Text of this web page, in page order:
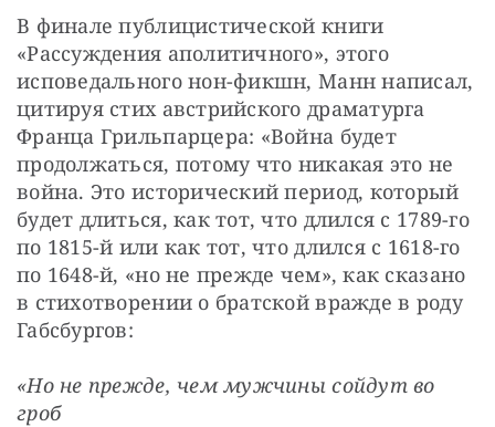
В финале публицистической книги
«Рассуждения аполитичного», этого
исповедального нон-фикшн, Манн написал,
цитируя стих австрийского драматурга
Франца Грильпарцера: «Война будет
продолжаться, потому что никакая это не
война. Это исторический период, который
будет длиться, как тот, что длился с 1789-го
по 1815-й или как тот, что длился с 1618-го
по 1648-й, «но не прежде чем», как сказано
в стихотворении о братской вражде в роду
Габсбургов:
«Но не прежде, чем мужчины сойдут во
гроб